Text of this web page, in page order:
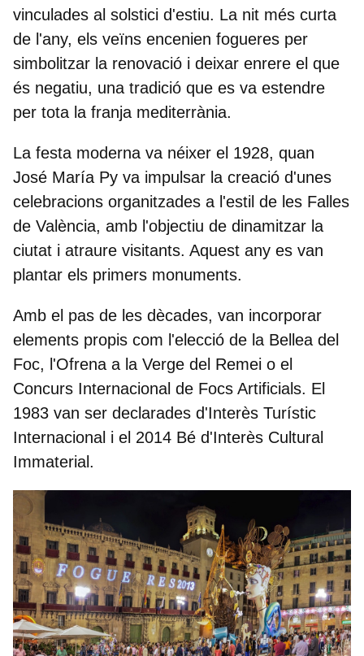
vinculades al solstici d'estiu. La nit més curta
de l'any, els veïns encenien fogueres per
simbolitzar la renovació i deixar enrere el que
és negatiu, una tradició que es va estendre
per tota la franja mediterrània.
La festa moderna va néixer el 1928, quan
José María Py va impulsar la creació d'unes
celebracions organitzades a l'estil de les Falles
de València, amb l'objectiu de dinamitzar la
ciutat i atraure visitants. Aquest any es van
plantar els primers monuments.
Amb el pas de les dècades, van incorporar
elements propis com l'elecció de la Bellea del
Foc, l'Ofrena a la Verge del Remei o el
Concurs Internacional de Focs Artificials. El
1983 van ser declarades d'Interès Turístic
Internacional i el 2014 Bé d'Interès Cultural
Immaterial.